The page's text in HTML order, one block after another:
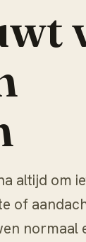
altijd om
of
normaal